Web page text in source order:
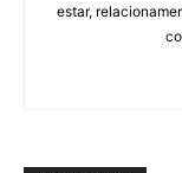
estar,